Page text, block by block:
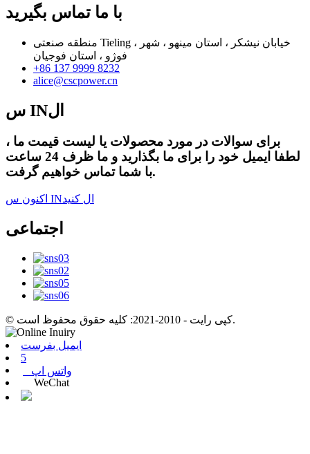
با ما تماس بگیرید
منطقه صنعتی Tieling ، خیابان نیشکر ، استان مینهو ، شهر
فوژو ، استان فوجیان
+86 137 9999 8232
alice@cscpower.cn
س INال
برای سوالات در مورد محصولات یا لیست قیمت ما ،
لطفا ایمیل خود را برای ما بگذارید و ما ظرف 24 ساعت
با شما تماس خواهیم گرفت.
اکنون س INال کنید
اجتماعی
© کپی رایت - 2010-2021: کلیه حقوق محفوظ است.
ایمیل بفرست
5
واتس اپ
WeChat